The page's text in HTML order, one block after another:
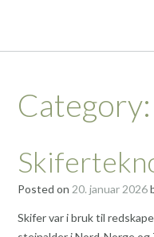
Category:
Posted on 20. januar 2026
Skifer var i bruk til